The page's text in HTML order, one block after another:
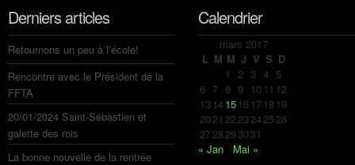
Derniers articles
Retournons un peu à l’école!
Rencontre avec le Président de la
FFTA
20/01/2024 Saint-Sébastien et
galette des rois
La bonne nouvelle de la rentrée
Calendrier
mars 2017
L M M J V S D
1 2 3 4 5
6 7 8 9 10 11 12
13 1415 16 17 18 19
2021 2223242526
2728293031
« Jan
Mai »